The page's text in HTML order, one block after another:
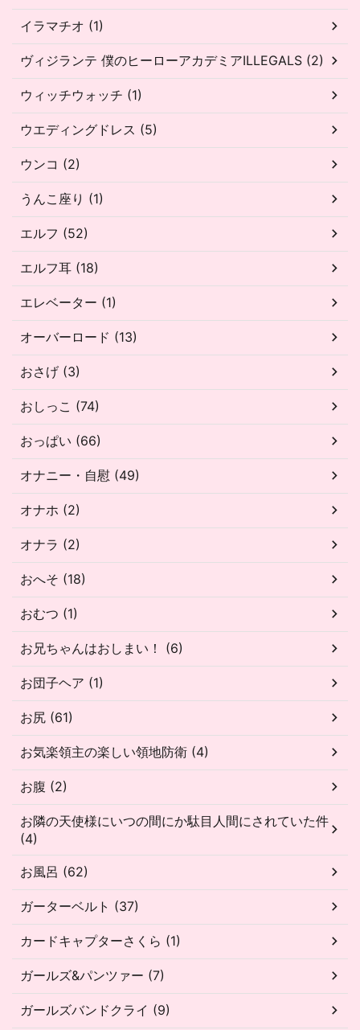
イラマチオ (1)
ヴィジランテ 僕のヒーローアカデミアILLEGALS (2)
ウィッチウォッチ (1)
ウエディングドレス (5)
ウンコ (2)
うんこ座り (1)
エルフ (52)
エルフ耳 (18)
エレベーター (1)
オーバーロード (13)
おさげ (3)
おしっこ (74)
おっぱい (66)
オナニー・自慰 (49)
オナホ (2)
オナラ (2)
おへそ (18)
おむつ (1)
お兄ちゃんはおしまい！ (6)
お団子ヘア (1)
お尻 (61)
お気楽領主の楽しい領地防衛 (4)
お腹 (2)
お隣の天使様にいつの間にか駄目人間にされていた件
(4)
お風呂 (62)
ガーターベルト (37)
カードキャプターさくら (1)
ガールズ&パンツァー (7)
ガールズバンドクライ (9)